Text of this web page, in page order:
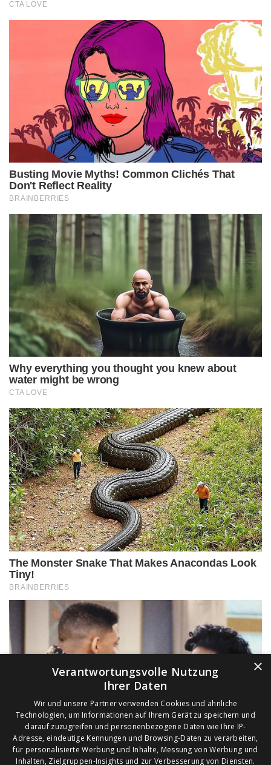
×
Verantwortungsvolle Nutzung
Ihrer Daten
Wir und unsere Partner verwenden Cookies und ähnliche
Technologien, um Informationen auf Ihrem Gerät zu speichern und
darauf zuzugreifen und personenbezogene Daten wie Ihre IP-
Adresse, eindeutige Kennungen und Browsing-Daten zu verarbeiten,
für personalisierte Werbung und Inhalte, Messung von Werbung und
Inhalten, Zielgruppen-Insights und zur Verbesserung von Diensten.